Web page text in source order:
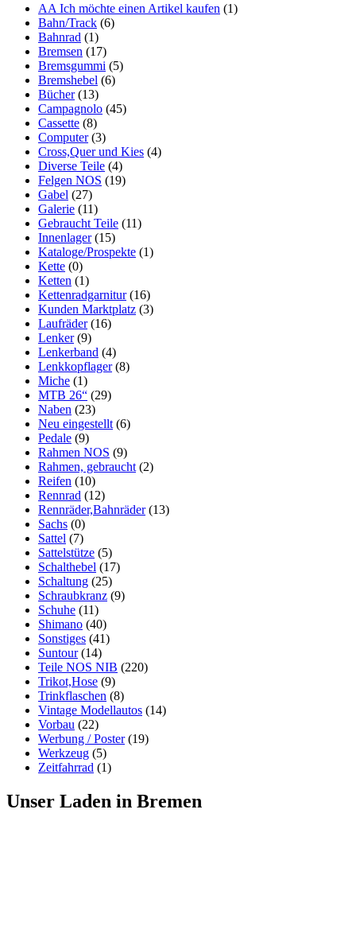
AA Ich möchte einen Artikel kaufen (1)
Bahn/Track (6)
Bahnrad (1)
Bremsen (17)
Bremsgummi (5)
Bremshebel (6)
Bücher (13)
Campagnolo (45)
Cassette (8)
Computer (3)
Cross,Quer und Kies (4)
Diverse Teile (4)
Felgen NOS (19)
Gabel (27)
Galerie (11)
Gebraucht Teile (11)
Innenlager (15)
Kataloge/Prospekte (1)
Kette (0)
Ketten (1)
Kettenradgarnitur (16)
Kunden Marktplatz (3)
Laufräder (16)
Lenker (9)
Lenkerband (4)
Lenkkopflager (8)
Miche (1)
MTB 26“ (29)
Naben (23)
Neu eingestellt (6)
Pedale (9)
Rahmen NOS (9)
Rahmen, gebraucht (2)
Reifen (10)
Rennrad (12)
Rennräder,Bahnräder (13)
Sachs (0)
Sattel (7)
Sattelstütze (5)
Schalthebel (17)
Schaltung (25)
Schraubkranz (9)
Schuhe (11)
Shimano (40)
Sonstiges (41)
Suntour (14)
Teile NOS NIB (220)
Trikot,Hose (9)
Trinkflaschen (8)
Vintage Modellautos (14)
Vorbau (22)
Werbung / Poster (19)
Werkzeug (5)
Zeitfahrrad (1)
Unser Laden in Bremen